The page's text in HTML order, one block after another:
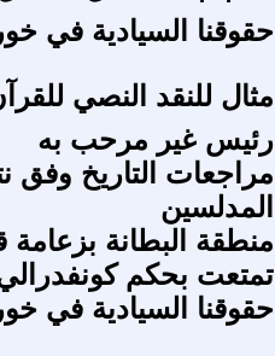
حقوقنا السيادية في
مثال للنقد النصي
رئيس غير مرحب به
مراجعات التاريخ وفق
المدلسين
منطقة البطانة
تمتعت بحكم
حقوقنا السيادية في